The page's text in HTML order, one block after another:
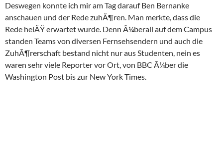
Deswegen konnte ich mir am Tag darauf Ben Bernanke
anschauen und der Rede zuhÃ¶ren. Man merkte, dass die
Rede heiÃŸ erwartet wurde. Denn Ã¼berall auf dem Campus
standen Teams von diversen Fernsehsendern und auch die
ZuhÃ¶rerschaft bestand nicht nur aus Studenten, nein es
waren sehr viele Reporter vor Ort, von BBC Ã¼ber die
Washington Post bis zur New York Times.